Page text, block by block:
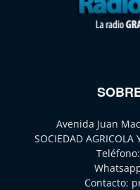
Avenida Juan
SOCIEDAD AGRICOLA
Teléfono:
Contacto: